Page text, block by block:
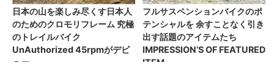
日本の山を楽しみ尽くす日本人
のためのクロモリフレーム 究極
のトレイルバイク
UnAuthorized 45rpmがデビ
ュー
フルサスペンションバイクのポ
テンシャルを 余すことなく引き
出す話題のアイテムたち
IMPRESSION’S OF FEATURED
ITEM